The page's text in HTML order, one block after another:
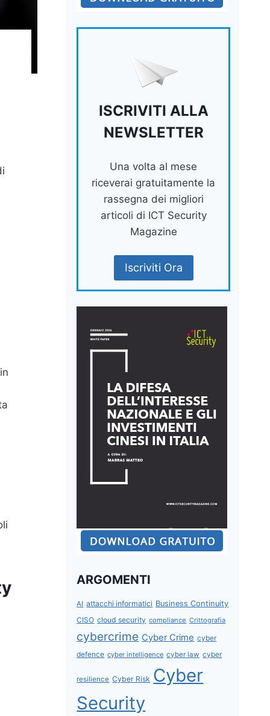
ISCRIVITI ALLA
NEWSLETTER
Una volta al mese
riceverai gratuitamente la
rassegna dei migliori
articoli di ICT Security
Magazine
Iscriviti Ora
ARGOMENTI
AI attacchi informatici Business Continuity
CISO cloud security compliance Crittografia
cybercrime Cyber Crime cyber
defence cyber intelligence cyber law cyber
resilience Cyber Risk Cyber
Security